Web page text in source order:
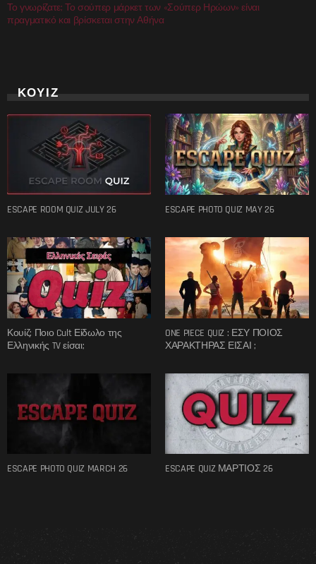
Το γνωρίζατε; Το σούπερ μάρκετ των «Σούπερ Ηρώων» είναι
πραγματικό και βρίσκεται στην Αθήνα
ΚΟΥΙΖ
ESCAPE ROOM QUIZ JULY 26 ESCAPE PHOTO QUIZ MAY 26
Κουίζ: Ποιο Cult Είδωλο της
Ελληνικής TV είσαι;
ONE PIECE QUIZ : ΕΣΥ ΠΟΙΟΣ
ΧΑΡΑΚΤΗΡΑΣ ΕΙΣΑΙ ;
ESCAPE PHOTO QUIZ MARCH 26 ESCAPE QUIZ ΜΑΡΤΙΟΣ 26